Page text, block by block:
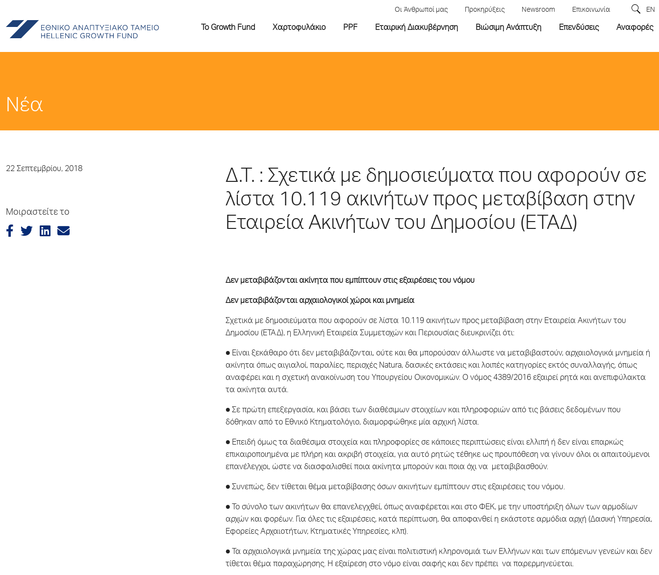
Οι Άνθρωποί μας Προκηρύξεις Newsroom Επικοινωνία EN
Το Growth Fund Χαρτοφυλάκιο PPF Εταιρική Διακυβέρνηση Βιώσιμη Ανάπτυξη Επενδύσεις Αναφορές
Νέα
22 Σεπτεμβρίου, 2018
Μοιραστείτε το
Δ.Τ. : Σχετικά με δημοσιεύματα που αφορούν σε
λίστα 10.119 ακινήτων προς μεταβίβαση στην
Εταιρεία Ακινήτων του Δημοσίου (ΕΤΑΔ)
Δεν μεταβιβάζονται ακίνητα που εμπίπτουν στις εξαιρέσεις του νόμου
Δεν μεταβιβάζονται αρχαιολογικοί χώροι και μνημεία
Σχετικά με δημοσιεύματα που αφορούν σε λίστα 10.119 ακινήτων προς μεταβίβαση στην Εταιρεία Ακινήτων του
Δημοσίου (ΕΤΑΔ), η Ελληνική Εταιρεία Συμμετοχών και Περιουσίας διευκρινίζει ότι:
● Είναι ξεκάθαρο ότι δεν μεταβιβάζονται, ούτε και θα μπορούσαν άλλωστε να μεταβιβαστούν, αρχαιολογικά μνημεία ή
ακίνητα όπως αιγιαλοί, παραλίες, περιοχές Natura, δασικές εκτάσεις και λοιπές κατηγορίες εκτός συναλλαγής, όπως
αναφέρει και η σχετική ανακοίνωση του Υπουργείου Οικονομικών. Ο νόμος 4389/2016 εξαιρεί ρητά και ανεπιφύλακτα
τα ακίνητα αυτά.
● Σε πρώτη επεξεργασία, και βάσει των διαθέσιμων στοιχείων και πληροφοριών από τις βάσεις δεδομένων που
δόθηκαν από το Εθνικό Κτηματολόγιο, διαμορφώθηκε μία αρχική λίστα.
● Επειδή όμως τα διαθέσιμα στοιχεία και πληροφορίες σε κάποιες περιπτώσεις είναι ελλιπή ή δεν είναι επαρκώς
επικαιροποιημένα με πλήρη και ακριβή στοιχεία, για αυτό ρητώς τέθηκε ως προυπόθεση να γίνουν όλοι οι απαιτούμενοι
επανέλεγχοι, ώστε να διασφαλισθεί ποια ακίνητα μπορούν και ποια όχι να μεταβιβασθούν.
● Συνεπώς, δεν τίθεται θέμα μεταβίβασης όσων ακινήτων εμπίπτουν στις εξαιρέσεις του νόμου.
● Το σύνολο των ακινήτων θα επανελεγχθεί, όπως αναφέρεται και στο ΦΕΚ, με την υποστήριξη όλων των αρμοδίων
αρχών και φορέων. Για όλες τις εξαιρέσεις, κατά περίπτωση, θα αποφανθεί η εκάστοτε αρμόδια αρχή (Δασική Υπηρεσία,
Εφορείες Αρχαιοτήτων, Κτηματικές Υπηρεσίες, κλπ).
● Τα αρχαιολογικά μνημεία της χώρας μας είναι πολιτιστική κληρονομιά των Ελλήνων και των επόμενων γενεών και δεν
τίθεται θέμα παραχώρησης. Η εξαίρεση στο νόμο είναι σαφής και δεν πρέπει να παρερμηνεύεται.